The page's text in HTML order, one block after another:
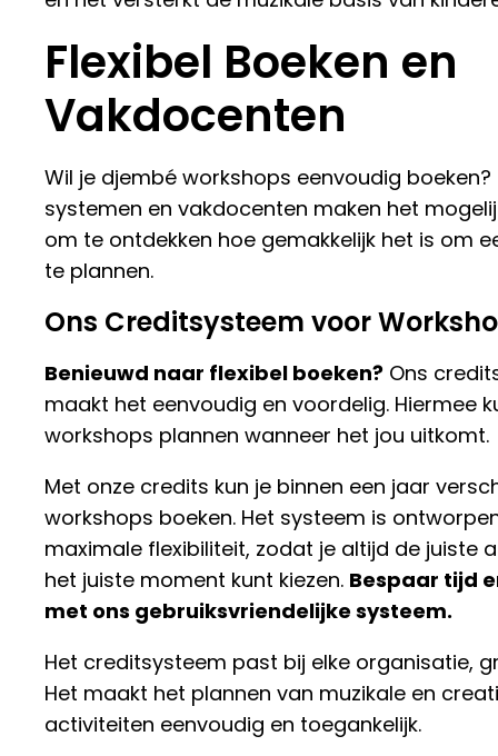
Flexibel Boeken en
Vakdocenten
Wil je djembé workshops eenvoudig boeken?
systemen en vakdocenten maken het
om te ontdekken hoe gemakkelijk het is om
te plannen.
Ons Creditsysteem voor
Benieuwd naar flexibel boeken? Ons
maakt het eenvoudig en voordelig. Hiermee
workshops plannen wanneer het jou uitkomt.
Met onze credits kun je binnen een jaar
workshops boeken. Het systeem is
maximale flexibiliteit, zodat je altijd de juiste
het juiste moment kunt kiezen. Bespaar tijd
met ons gebruiksvriendelijke systeem.
Het creditsysteem past bij elke organisatie,
Het maakt het plannen van muzikale en
activiteiten eenvoudig en toegankelijk.